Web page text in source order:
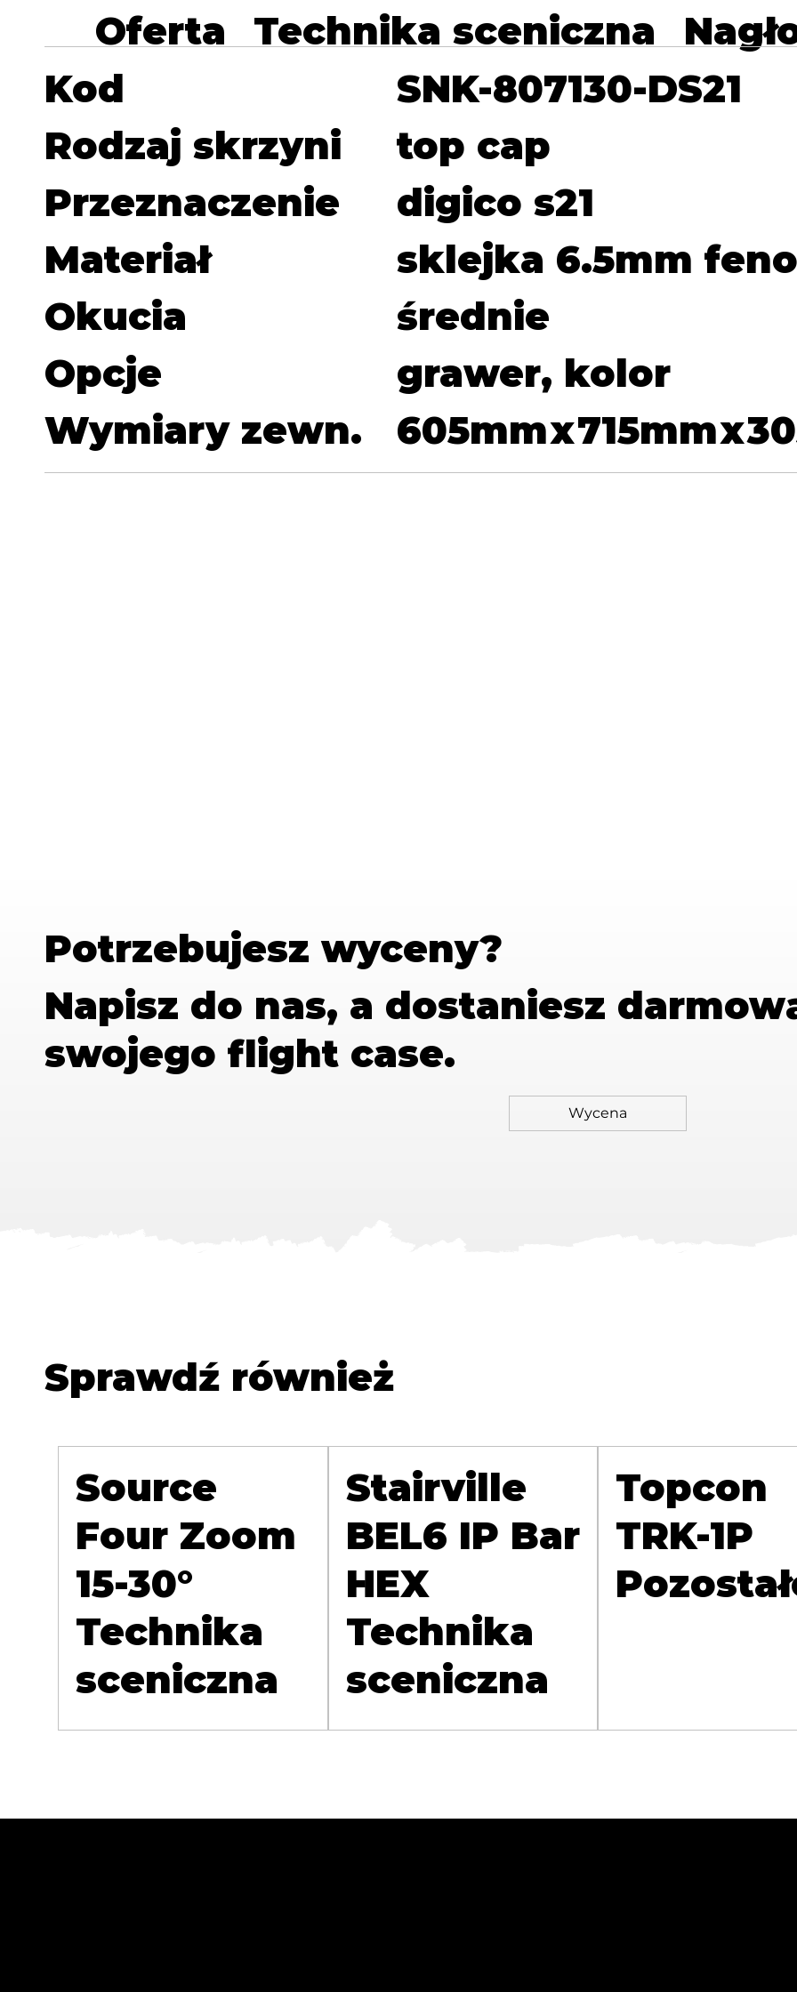
Oferta Technika sceniczna
Kod
SNK-807130-DS21
605mmx715mmx
Rodzaj skrzyni
top cap
Przeznaczenie
digico s21
Materiał
sklejka 6.5mm
Okucia
średnie
Opcje
grawer, kolor
Wymiary zewn.
Potrzebujesz wyceny?
Napisz do nas, a dostaniesz
swojego flight case.
Sprawdź również
Source
Four Zoom
15-30°
Technika
sceniczna
Stairville
BEL6 IP Bar
HEX
Technika
sceniczna
Topcon
TRK-1P